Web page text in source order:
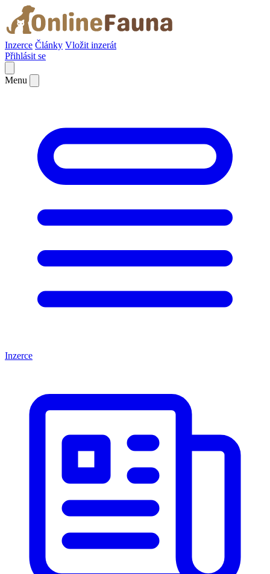
Inzerce Články Vložit inzerát
Přihlásit se
Menu
Inzerce